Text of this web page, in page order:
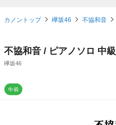
カノントップ 欅坂46 不協和音
不協和音 / ピアノソロ 中級
欅坂46